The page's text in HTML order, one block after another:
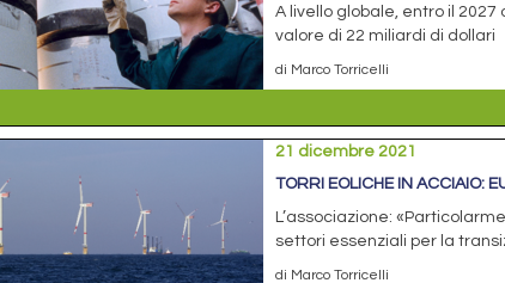
A livello globale, entro il
valore di 22 miliardi di dollari
di Marco Torricelli
21 dicembre 2021
TORRI EOLICHE IN ACCIAIO:
L’associazione:
settori essenziali per la
di Marco Torricelli